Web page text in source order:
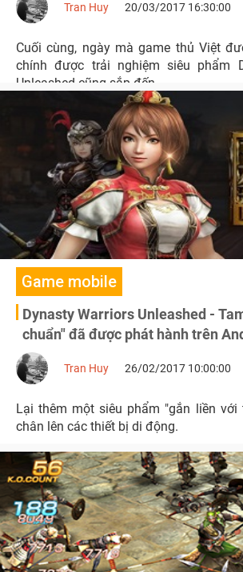
Tran Huy 20/03/2017 16:30:00
Cuối cùng, ngày mà game thủ Việt
chính được trải nghiệm siêu phẩm
Unleashed cũng sắp đến.
Game mobile
Dynasty Warriors Unleashed -
chuẩn" đã được phát hành trên
Tran Huy 26/02/2017 10:00:00
Lại thêm một siêu phẩm "gắn liền
chân lên các thiết bị di động.